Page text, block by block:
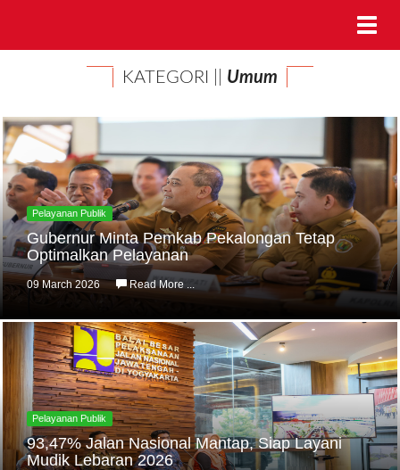
KATEGORI || Umum
Pelayanan Publik
Gubernur Minta Pemkab Pekalongan Tetap
Optimalkan Pelayanan
09 March 2026 Read More ...
Pelayanan Publik
93,47% Jalan Nasional Mantap, Siap Layani
Mudik Lebaran 2026